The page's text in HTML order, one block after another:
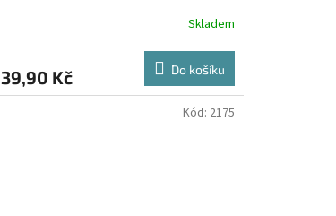
Skladem
39,90 Kč Do košíku
Kód: 2175